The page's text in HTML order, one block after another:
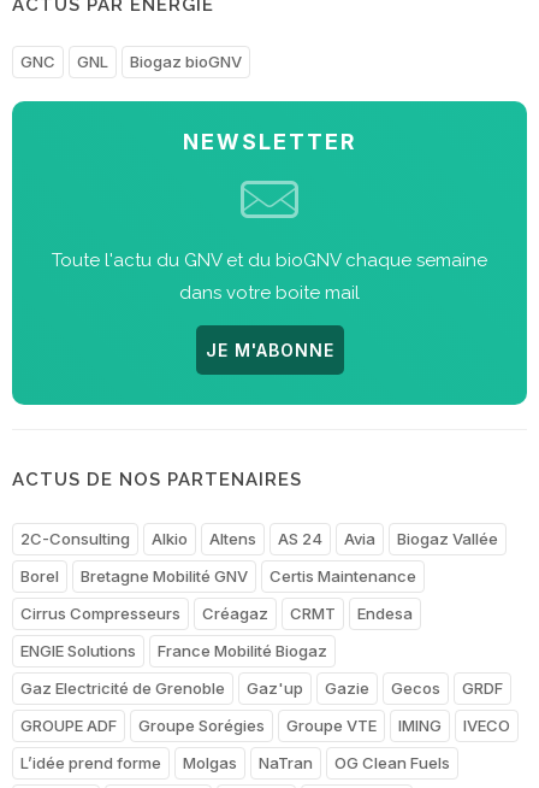
GNC GNL Biogaz bioGNV
NEWSLETTER
Toute l'actu du GNV et du bioGNV chaque semaine
dans votre boite mail
JE M'ABONNE
ACTUS DE NOS PARTENAIRES
2C-Consulting Alkio Altens AS 24 Avia
Biogaz Vallée
Borel
Bretagne Mobilité GNV
Certis Maintenance
Cirrus Compresseurs
Créagaz CRMT
Endesa
ENGIE Solutions
France Mobilité Biogaz
Gaz Electricité de Grenoble
Gaz'up Gazie Gecos
GRDF
GROUPE ADF
Groupe Sorégies Groupe VTE IMING
IVECO
L’idée prend forme
Molgas NaTran
OG Clean Fuels